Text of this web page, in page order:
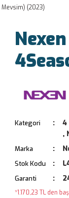
Mevsim) (2023)
Kategori 4
,
Marka
Stok Kodu
Garanti
*1.170,23 TL den